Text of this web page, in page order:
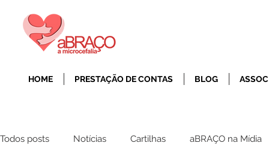
HOME PRESTAÇÃO DE CONTAS BLOG
Todos posts Notícias Cartilhas aBRAÇO na Mídia